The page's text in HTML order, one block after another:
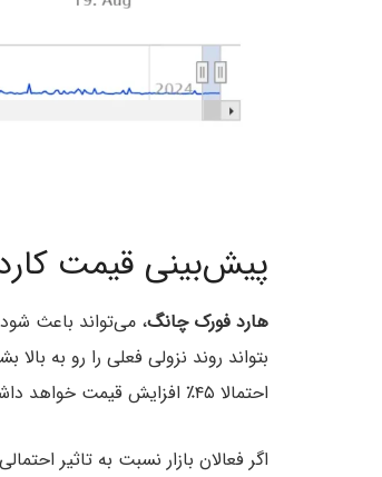
پیش‌بینی قیمت
هارد فورک چانگ، می‌تواند باعث شود
بتواند روند نزولی فعلی را رو به
احتمالا ۴۵٪ افزایش قیمت خواهد داشت و تارگت آن
اگر فعالان بازار نسبت به تاثیر